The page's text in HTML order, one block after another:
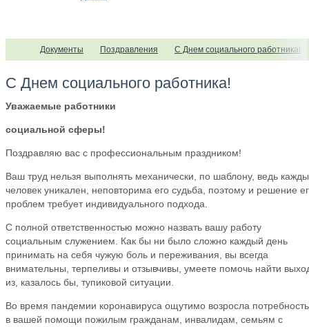
Документы Поздравления С Днем социального работника!
С Днем социального работника!
Уважаемые работники
социальной сферы!
Поздравляю вас с профессиональным праздником!
Ваш труд нельзя выполнять механически, по шаблону, ведь
человек уникален, неповторима его судьба, поэтому и решение
проблем требует индивидуального подхода.
С полной ответственностью можно назвать вашу работу
социальным служением. Как бы ни было сложно каждый день
принимать на себя чужую боль и переживания, вы всегда
внимательны, терпеливы и отзывчивы, умеете помочь найти
из, казалось бы, тупиковой ситуации.
Во время пандемии коронавируса ощутимо возросла потребность
в вашей помощи пожилым гражданам, инвалидам, семьям с